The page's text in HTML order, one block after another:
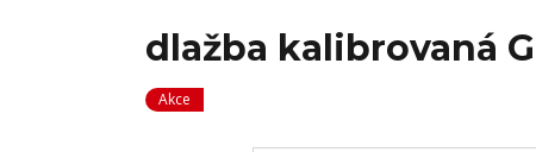
dlažba kalibrovaná
Akce